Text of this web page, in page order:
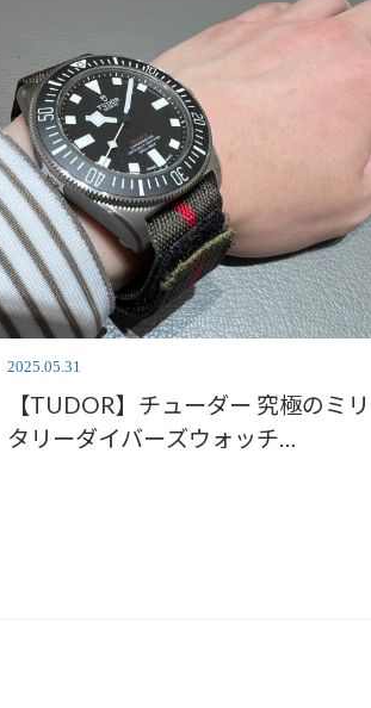
2025.05.31
【TUDOR】チューダー 究極のミリ
タリーダイバーズウォッチ